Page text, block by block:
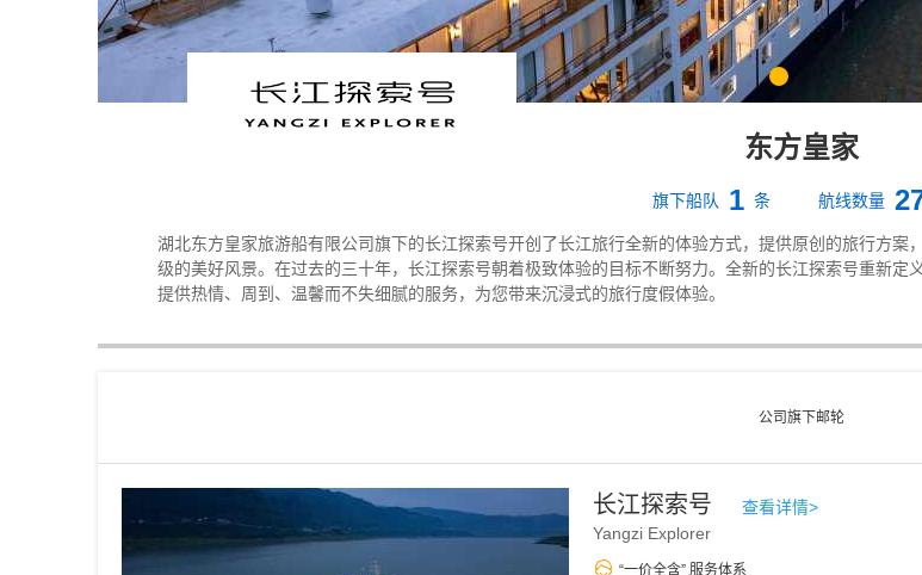
东方皇家
旗下船队 1 条航线数量
湖北东方皇家旅游船有限公司旗下的长江探索号开创了长江旅行全新的体验方式，提供原创的旅行方
级的美好风景。在过去的三十年，长江探索号朝着极致体验的目标不断努力。全新的长江探索号重新定
提供热情、周到、温馨而不失细腻的服务，为您带来沉浸式的旅行度假体验。
公司旗下邮轮
长江探索号
查看详情>
Yangzi Explorer
“一价全含” 服务体系